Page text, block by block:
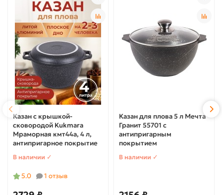
Казан с крышкой-
сковородой Kukmara
Мраморная кмт44а, 4 л,
антипригарное покрытие
В наличии ✓
5.0 1 отзыв
Казан для плова 5 л Мечта
Гранит 55701 с
антипригарным
покрытием
В наличии ✓